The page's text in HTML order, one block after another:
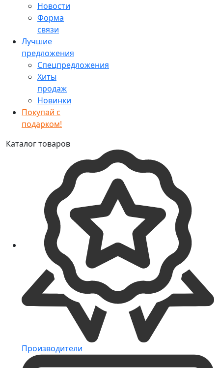
Новости
Форма
связи
Лучшие
предложения
Спецпредложения
Хиты
продаж
Новинки
Покупай с
подарком!
Каталог товаров
Производители